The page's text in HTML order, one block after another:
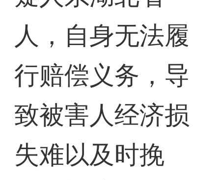
人，自身无法履
行赔偿义务，导
致被害人经济损
失难以及时挽